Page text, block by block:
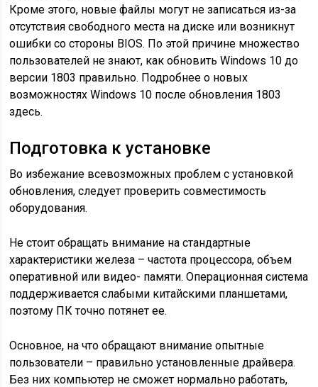
Кроме этого, новые файлы могут не записаться из-за
отсутствия свободного места на диске или возникнут
ошибки со стороны BIOS. По этой причине множество
пользователей не знают, как обновить Windows 10 до
версии 1803 правильно. Подробнее о новых
возможностях Windows 10 после обновления 1803
здесь.
Подготовка к установке
Во избежание всевозможных проблем с установкой
обновления, следует проверить совместимость
оборудования.
Не стоит обращать внимание на стандартные
характеристики железа – частота процессора, объем
оперативной или видео- памяти. Операционная система
поддерживается слабыми китайскими планшетами,
поэтому ПК точно потянет ее.
Основное, на что обращают внимание опытные
пользователи – правильно установленные драйвера.
Без них компьютер не сможет нормально работать,